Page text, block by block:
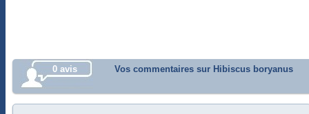
0 avis Vos commentaires sur Hibiscus boryanus